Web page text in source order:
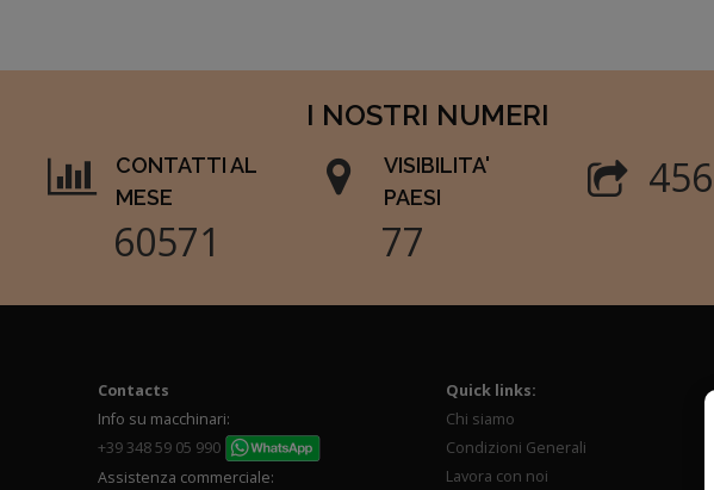
I NOSTRI NUMERI
CONTATTI AL
MESE
73143
VISIBILITA'
PAESI
93
550
Contacts
Info su macchinari:
+39 348 59 05 990
Assistenza commerciale:
Quick links:
Chi siamo
Condizioni Generali
Lavora con noi